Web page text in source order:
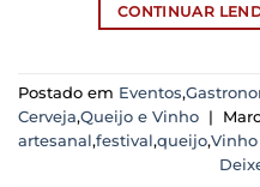
CONTINUAR
Postado em Eventos,
Cerveja,Queijo e Vinho |
artesanal,festival,queijo,Vinho